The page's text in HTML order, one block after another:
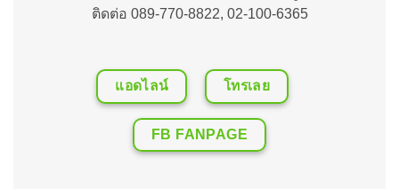
ติดต่อ 089-770-8822, 02-100-6365
แอดไลน์ โทรเลย
FB FANPAGE